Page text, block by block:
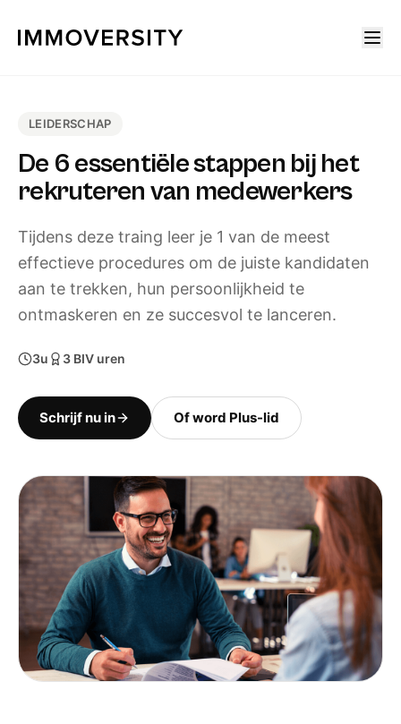
LEIDERSCHAP
De 6 essentiële stappen bij het
rekruteren van medewerkers
Tijdens deze traing leer je 1 van de meest
effectieve procedures om de juiste kandidaten
aan te trekken, hun persoonlijkheid te
ontmaskeren en ze succesvol te lanceren.
3u 3 BIV uren
Schrijf nu in Of word Plus-lid